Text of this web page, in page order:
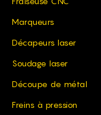
Marqueurs
Décapeurs laser
Soudage laser
Découpe de métal
Freins à pression